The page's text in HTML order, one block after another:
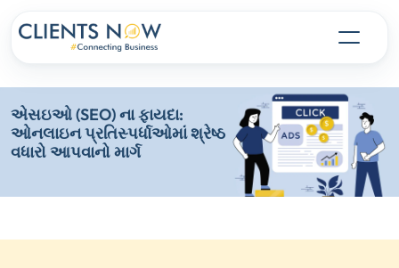
એસઇઓ (SEO) ના ફાયદા:
ઓનલાઇન પ્રતિસ્પર્ધાઓમાં શ્રેષ્ઠ
વધારો આપવાનો માર્ગ